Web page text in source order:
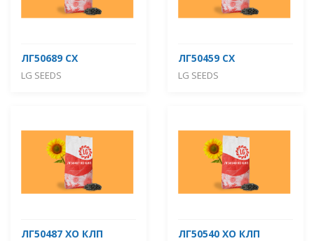
ЛГ50689 СХ
LG SEEDS
ЛГ50459 СХ
LG SEEDS
ЛГ50487 ХО КЛП ЛГ50540 ХО КЛП